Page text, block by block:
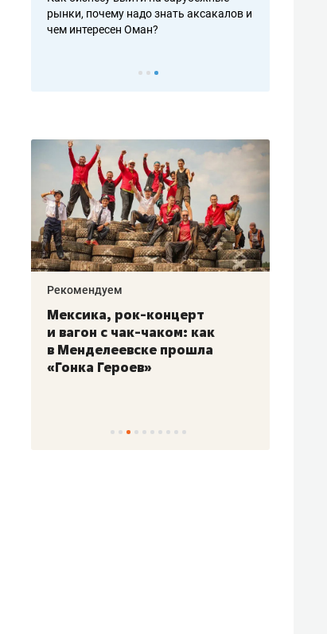
рынки, почему надо знать аксакалов и
чем интересен Оман?
Рекомендуем
Мексика, рок-концерт
и вагон с чак-чаком: как
в Менделеевске прошла
«Гонка Героев»